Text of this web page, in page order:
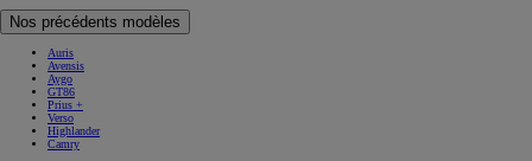
Nos précédents modèles
Auris
Avensis
Aygo
GT86
Prius +
Verso
Highlander
Camry